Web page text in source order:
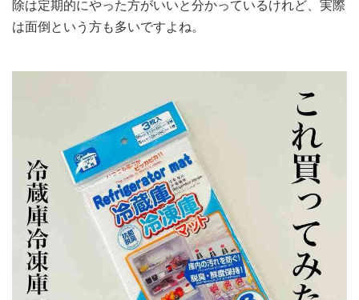
除は定期的にやった方がいいと分かっているけれど、実際
は面倒という方も多いですよね。